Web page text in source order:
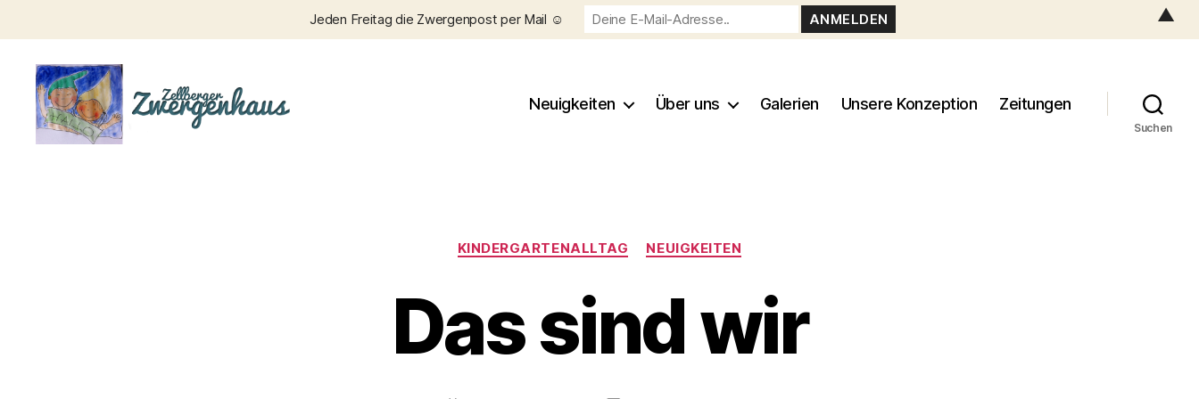
Neuigkeiten Über uns Galerien Unsere Konzeption Zeitungen
Suchen
Kategorien
KINDERGARTENALLTAG NEUIGKEITEN
Das sind wir
o
n
Jeden Freitag die Zwergenpost per Mail ☺️ ▲